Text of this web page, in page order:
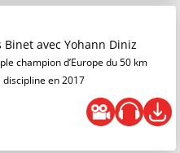
Binet avec Yohann Diniz
champion d’Europe du 50 km
en 2017